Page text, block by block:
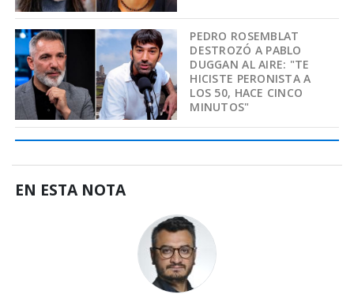
PEDRO ROSEMBLAT
DESTROZÓ A PABLO
DUGGAN AL AIRE: "TE
HICISTE PERONISTA A
LOS 50, HACE CINCO
MINUTOS"
EN ESTA NOTA